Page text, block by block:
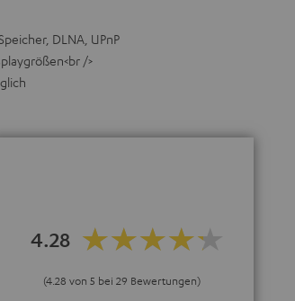
DLNA, UPnP
/>
4.28
(4.28 von 5 bei 29 Bewertungen)